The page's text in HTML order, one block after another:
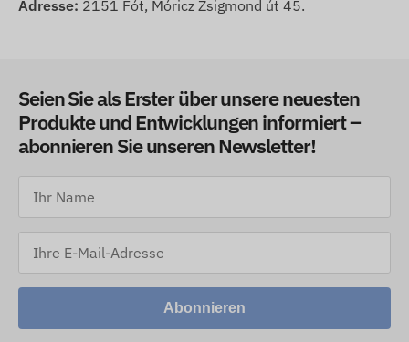
Adresse: 2151 Fót, Móricz Zsigmond út 45.
Seien Sie als Erster über unsere neuesten
Produkte und Entwicklungen informiert –
abonnieren Sie unseren Newsletter!
Abonnieren